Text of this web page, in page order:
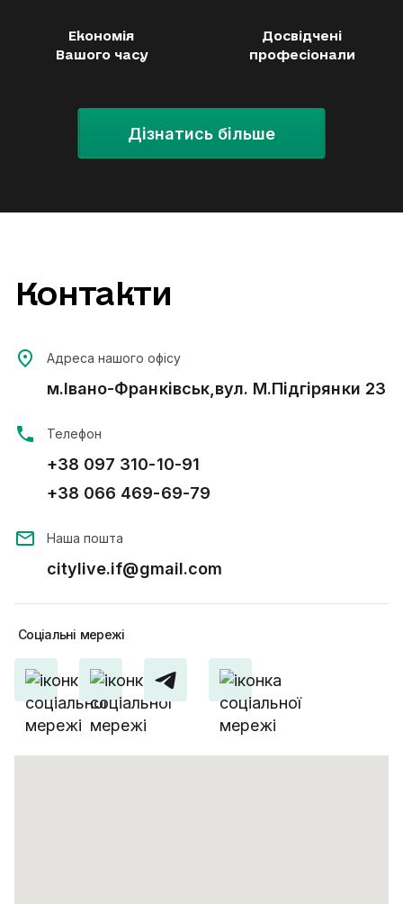
Економія
Вашого часу
Досвідчені
професіонали
Дізнатись більше
Контакти
Адреса нашого офісу
м.Івано-Франківськ,вул. М.Підгірянки 23
Телефон
+38 097 310-10-91
+38 066 469-69-79
Наша пошта
citylive.if@gmail.com
Соціальні мережі